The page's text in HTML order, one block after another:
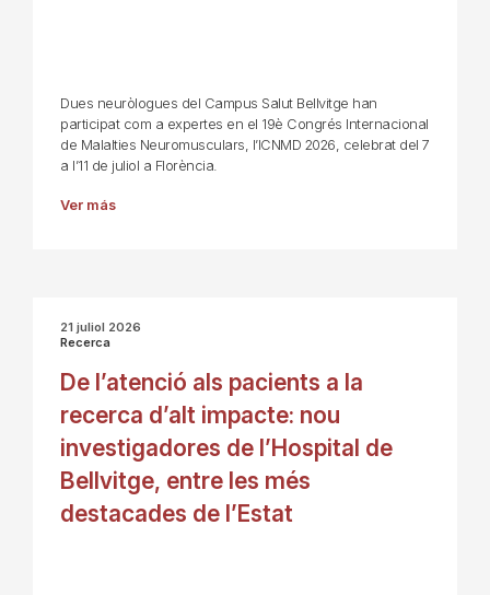
Dues neuròlogues del Campus Salut Bellvitge han
participat com a expertes en el 19è Congrés Internacional
de Malalties Neuromusculars, l’ICNMD 2026, celebrat del 7
a l’11 de juliol a Florència.
Ver más
21 juliol 2026
Recerca
De l’atenció als pacients a la
recerca d’alt impacte: nou
investigadores de l’Hospital de
Bellvitge, entre les més
destacades de l’Estat